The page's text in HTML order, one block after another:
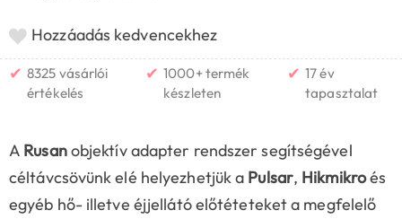
Hozzáadás kedvencekhez
✔ 8325 vásárlói
értékelés
✔ 1000+ termék
készleten
✔ 17 év
tapasztalat
A Rusanobjektív adapter rendszer segítségével
céltávcsövünk elé helyezhetjük a Pulsar, Hikmikroés
egyéb hő- illetve éjjellátó előtéteteket a megfelelő